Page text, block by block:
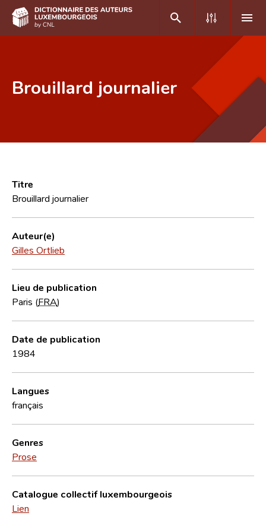
Foire aux questions
CNL
Équipe scientifique
Contact
Brouillard journalier
Titre
Brouillard journalier
Auteur(e)
Gilles Ortlieb
Lieu de publication
Paris (FRA)
Date de publication
1984
Langues
français
Genres
Prose
Catalogue collectif luxembourgeois
Lien